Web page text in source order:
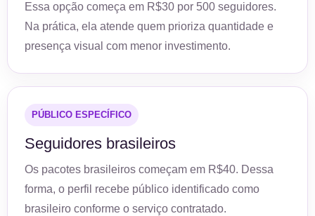
Essa opção começa em R$30 por 500 seguidores.
Na prática, ela atende quem prioriza quantidade e
presença visual com menor investimento.
PÚBLICO ESPECÍFICO
Seguidores brasileiros
Os pacotes brasileiros começam em R$40. Dessa
forma, o perfil recebe público identificado como
brasileiro conforme o serviço contratado.